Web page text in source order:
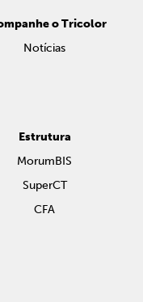
o Tricolor
Notícias
Estrutura
MorumBIS
SuperCT
CFA